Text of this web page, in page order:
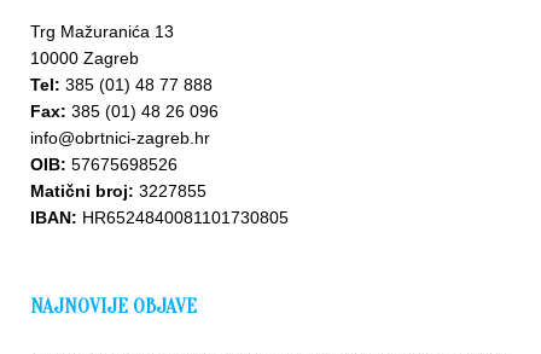
Trg Mažuranića 13
10000 Zagreb
Tel: 385 (01) 48 77 888
Fax: 385 (01) 48 26 096
info@obrtnici-zagreb.hr
OIB: 57675698526
Matični broj: 3227855
IBAN: HR6524840081101730805
NAJNOVIJE OBJAVE